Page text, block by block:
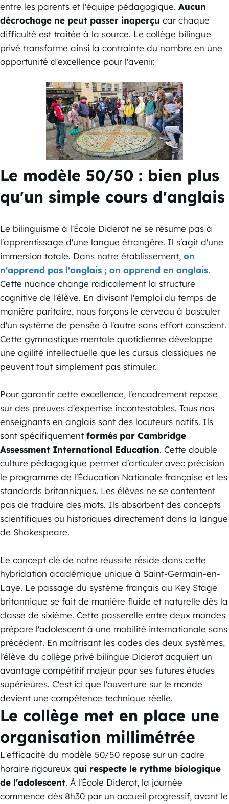
entre les parents et l'équipe pédagogique. Aucun
décrochage ne peut passer inaperçu car chaque
difficulté est traitée à la source. Le collège bilingue
privé transforme ainsi la contrainte du nombre en une
opportunité d'excellence pour l'avenir.
Le modèle 50/50 : bien plus
qu'un simple cours d'anglais
Le bilinguisme à l'École Diderot ne se résume pas à
l'apprentissage d'une langue étrangère. Il s'agit d'une
immersion totale. Dans notre établissement, on
n'apprend pas l'anglais ; on apprend en anglais.
Cette nuance change radicalement la structure
cognitive de l'élève. En divisant l'emploi du temps de
manière paritaire, nous forçons le cerveau à basculer
d'un système de pensée à l'autre sans effort conscient.
Cette gymnastique mentale quotidienne développe
une agilité intellectuelle que les cursus classiques ne
peuvent tout simplement pas stimuler.
Pour garantir cette excellence, l'encadrement repose
sur des preuves d'expertise incontestables. Tous nos
enseignants en anglais sont des locuteurs natifs. Ils
sont spécifiquement formés par Cambridge
Assessment International Education. Cette double
culture pédagogique permet d'articuler avec précision
le programme de l'Éducation Nationale française et les
standards britanniques. Les élèves ne se contentent
pas de traduire des mots. Ils absorbent des concepts
scientifiques ou historiques directement dans la langue
de Shakespeare.
Le concept clé de notre réussite réside dans cette
hybridation académique unique à Saint-Germain-en-
Laye. Le passage du système français au Key Stage
britannique se fait de manière fluide et naturelle dès la
classe de sixième. Cette passerelle entre deux mondes
prépare l'adolescent à une mobilité internationale sans
précédent. En maîtrisant les codes des deux systèmes,
l'élève du collège privé bilingue Diderot acquiert un
avantage compétitif majeur pour ses futures études
supérieures. C'est ici que l'ouverture sur le monde
devient une compétence technique réelle.
Le collège met en place une
organisation millimétrée
L'efficacité du modèle 50/50 repose sur un cadre
horaire rigoureux qui respecte le rythme biologique
de l'adolescent. À l'École Diderot, la journée
commence dès 8h30 par un accueil progressif, avant le